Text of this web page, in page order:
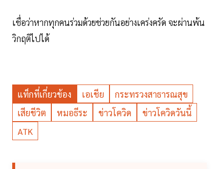
เชื่อว่าหากทุกคนร่วมด้วยช่วยกันอย่างเคร่งครัด จะผ่านพ้น
วิกฤติไปได้
แท็กที่เกี่ยวข้อง เอเชีย
กระทรวงสาธารณสุข
เสียชีวิต
หมอธีระ ข่าวโควิด
ข่าวโควิดวันนี้
ATK